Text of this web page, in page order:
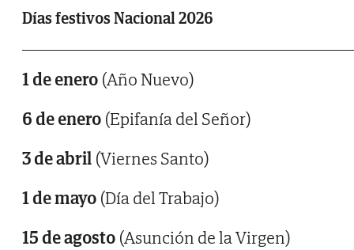
Días festivos Nacional 2026
1 de enero (Año Nuevo)
6 de enero (Epifanía del Señor)
3 de abril (Viernes Santo)
1 de mayo (Día del Trabajo)
15 de agosto (Asunción de la Virgen)